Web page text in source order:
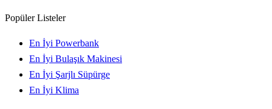
Popüler Listeler
En İyi Powerbank
En İyi Bulaşık Makinesi
En İyi Şarjlı Süpürge
En İyi Klima